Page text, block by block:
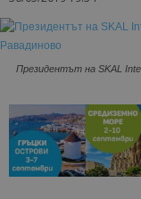
Президентът на SKAL